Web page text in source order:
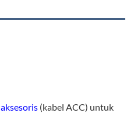
aksesoris (kabel ACC) untuk